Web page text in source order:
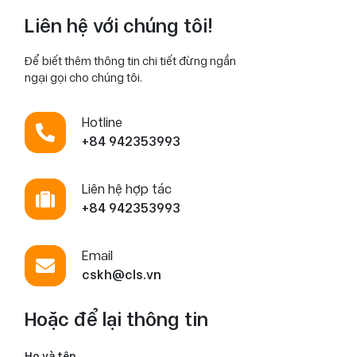
Liên hệ với chúng tôi!
Để biết thêm thông tin chi tiết đừng ngần
ngại gọi cho chúng tôi.
Hotline
+84 942353993
Liên hệ hợp tác
+84 942353993
Email
cskh@cls.vn
Hoặc để lại thông tin